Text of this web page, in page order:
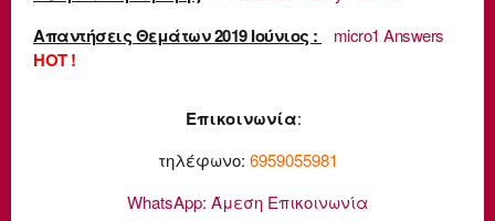
Απαντήσεις Θεμάτων 2019 Ιούνιος : micro1 Answers
HOT !
Επικοινωνία:
τηλέφωνο: 6959055981
WhatsApp: Άμεση Επικοινωνία